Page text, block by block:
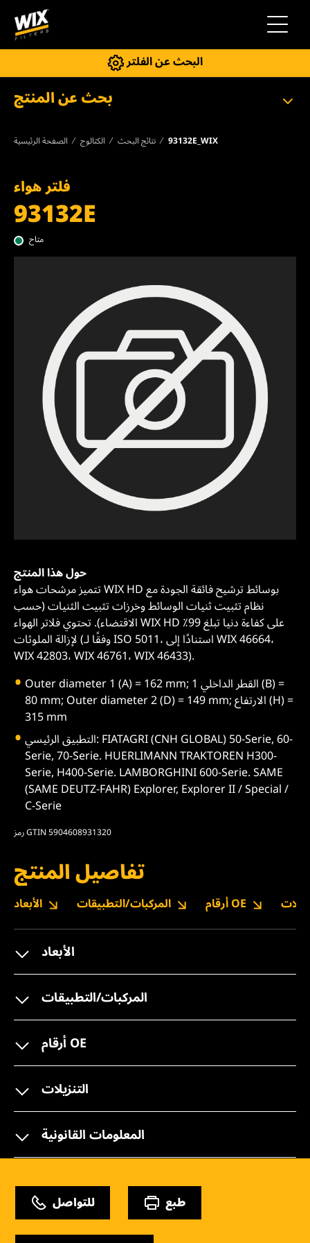
التنقل
البحث عن الفلتر
بحث عن المنتج
الصفحة الرئيسية الكتالوج نتائج البحث 93132E_WIX
فلتر هواء
93132E
متاح
حول هذا المنتج
تتميز مرشحات هواء WIX HD بوسائط ترشيح فائقة الجودة مع
نظام تثبيت ثنيات الوسائط وخرزات تثبيت الثنيات (حسب
الاقتضاء). تحتوي فلاتر الهواء WIX HD على كفاءة دنيا تبلغ 99٪
لإزالة الملوثات (وفقًا لـ ISO 5011، استنادًا إلى WIX 46664،
WIX 42803، WIX 46761، WIX 46433).
Outer diameter 1 (A) = 162 mm; القطر الداخلي 1 (B) =
80 mm; Outer diameter 2 (D) = 149 mm; الارتفاع (H) =
315 mm
التطبيق الرئيسي: FIATAGRI (CNH GLOBAL) 50-Serie, 60-
Serie, 70-Serie. HUERLIMANN TRAKTOREN H300-
Serie, H400-Serie. LAMBORGHINI 600-Serie. SAME
(SAME DEUTZ-FAHR) Explorer, Explorer II / Special /
C-Serie
رمز GTIN 5904608931320
تفاصيل المنتج
الأبعاد المركبات/التطبيقات أرقام OE
الأبعاد
المركبات/التطبيقات
أرقام OE
التنزيلات
المعلومات القانونية
للتواصل طبع